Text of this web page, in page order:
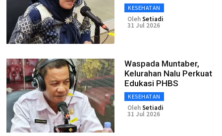
KESEHATAN
OlehSetiadi
31 Jul 2026
Waspada Muntaber,
Kelurahan Nalu Perkuat
Edukasi PHBS
KESEHATAN
OlehSetiadi
31 Jul 2026